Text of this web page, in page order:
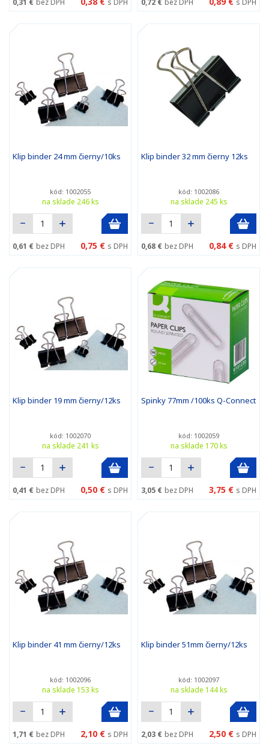
0,31 € bez DPH s DPH 0,72 € bez DPH s DPH
Klip binder 24 mm čierny/10ks
kód: 1002055
na sklade 246 ks
0,61 € bez DPH 0,75 € s DPH
Klip binder 32 mm čierny 12ks
kód: 1002086
na sklade 245 ks
0,68 € bez DPH 0,84 € s DPH
Klip binder 19 mm čierny/12ks
kód: 1002070
na sklade 241 ks
0,41 € bez DPH 0,50 € s DPH
Spinky 77mm /100ks Q-Connect
kód: 1002059
na sklade 170 ks
3,05 € bez DPH 3,75 € s DPH
Klip binder 41 mm čierny/12ks
kód: 1002096
na sklade 153 ks
1,71 € bez DPH 2,10 € s DPH
Klip binder 51mm čierny/12ks
kód: 1002097
na sklade 144 ks
2,03 € bez DPH 2,50 € s DPH